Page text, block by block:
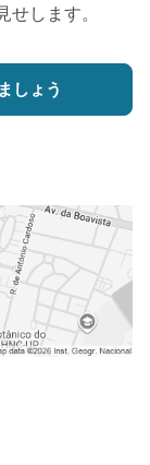
します。
しょう